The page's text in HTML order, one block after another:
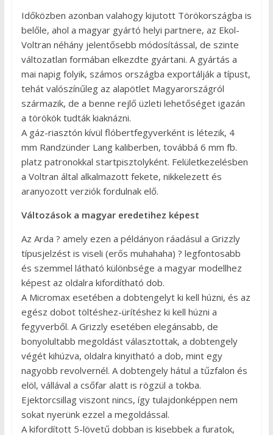
Időközben azonban valahogy kijutott Törökországba is
belőle, ahol a magyar gyártó helyi partnere, az Ekol-
Voltran néhány jelentősebb módosítással, de szinte
változatlan formában elkezdte gyártani. A gyártás a
mai napig folyik, számos országba exportálják a típust,
tehát valószínűleg az alapötlet Magyarországról
származik, de a benne rejlő üzleti lehetőséget igazán
a törökök tudták kiaknázni.
A gáz-riasztón kívül flóbertfegyverként is létezik, 4
mm Randzünder Lang kaliberben, továbbá 6 mm fb.
platz patronokkal startpisztolyként. Felületkezelésben
a Voltran által alkalmazott fekete, nikkelezett és
aranyozott verziók fordulnak elő.
Változások a magyar eredetihez képest
Az Arda ? amely ezen a példányon ráadásul a Grizzly
típusjelzést is viseli (erős muhahaha) ? legfontosabb
és szemmel látható különbsége a magyar modellhez
képest az oldalra kifordítható dob.
A Micromax esetében a dobtengelyt ki kell húzni, és az
egész dobot töltéshez-ürítéshez ki kell húzni a
fegyverből. A Grizzly esetében elegánsabb, de
bonyolultabb megoldást választottak, a dobtengely
végét kihúzva, oldalra kinyitható a dob, mint egy
nagyobb revolvernél. A dobtengely hátul a tűzfalon és
elöl, vállával a csőfar alatt is rögzül a tokba.
Ejektorcsillag viszont nincs, így tulajdonképpen nem
sokat nyerünk ezzel a megoldással.
A kifordított 5-lövetű dobban is kisebbek a furatok,